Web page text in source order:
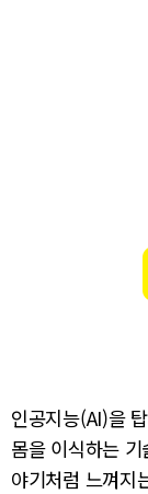
인공지능(AI)을
몸을 이식하는
야기처럼 느껴지